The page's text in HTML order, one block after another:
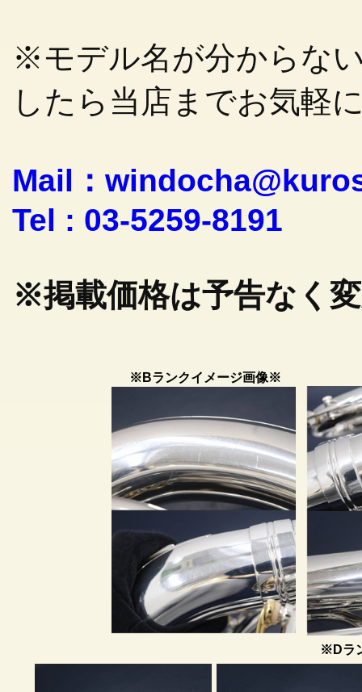
※モデル名が分からな
したら当店までお気軽
Mail：
Tel : 03-5259-8191
※掲載価格は予告なく
※Bランクイメージ画像※
※Dラ